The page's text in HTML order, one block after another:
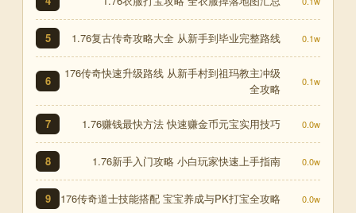
5 1.76复古传奇攻略大全 从新手到毕业完整路线 0.1w
6
176传奇快速升级路线 从新手村到祖玛教主冲级
全攻略
0.1w
7 1.76赚钱最快方法 快速赚金币元宝实用技巧 0.0w
8 1.76新手入门攻略 小白玩家快速上手指南 0.0w
9 176传奇道士技能搭配 宝宝养成与PK打宝全攻略 0.0w